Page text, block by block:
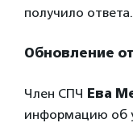
получило ответа.
Обновление
Член СПЧ Ева
информацию об